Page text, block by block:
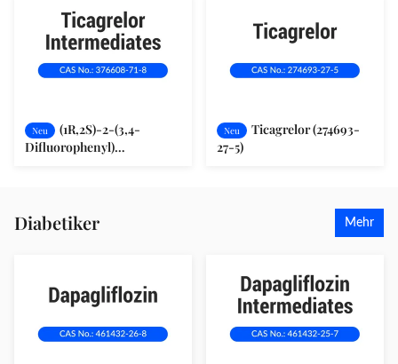
[1,3]Dioxol-4-Yloxy)Ethanol
L-Tatarsäure 376608-65-0
Neu
(1R,2S)-2-(3,4-
Difluorophenyl)
Neu
Ticagrelor (274693-
27-5)
Diabetiker Mehr